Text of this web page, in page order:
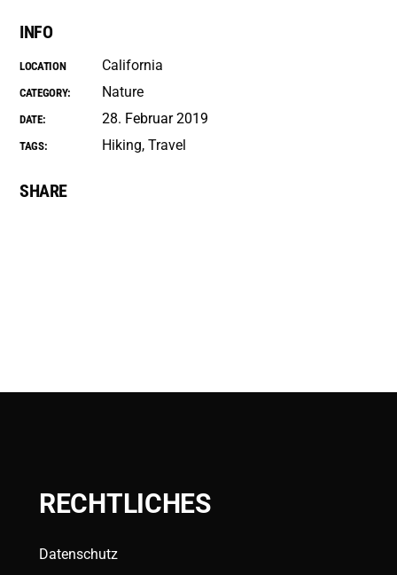
INFO
LOCATION California
CATEGORY: Nature
DATE: 28. Februar 2019
TAGS: Hiking Travel
SHARE
RECHTLICHES
Datenschutz